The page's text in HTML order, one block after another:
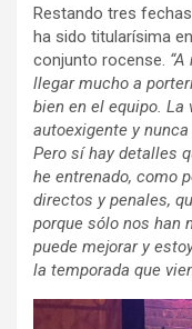
Restando tres
ha sido titularísima
conjunto rocense.
llegar mucho a
bien en el equipo. La
autoexigente y
Pero sí hay detalles
he entrenado, como
directos y penales,
porque sólo nos han
puede mejorar y
la temporada que